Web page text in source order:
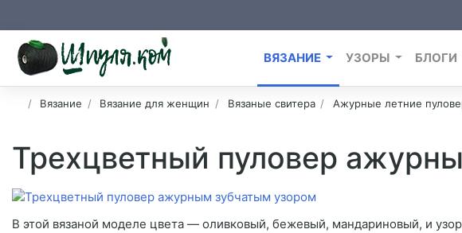
ВЯЗАНИЕ УЗОРЫ БЛОГИ
Вязание Вязание для женщин Вязаные свитера Ажурные летние
Трехцветный пуловер
В этой вязаной моделе цвета — оливковый, бежевый, мандариновый, и